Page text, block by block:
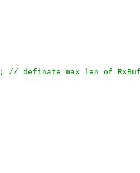
// definate max len of